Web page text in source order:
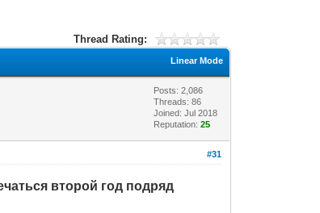
Thread Rating:
Linear Mode
Posts: 2,086
Threads: 86
Joined: Jul 2018
Reputation:25
#31
второй год подряд